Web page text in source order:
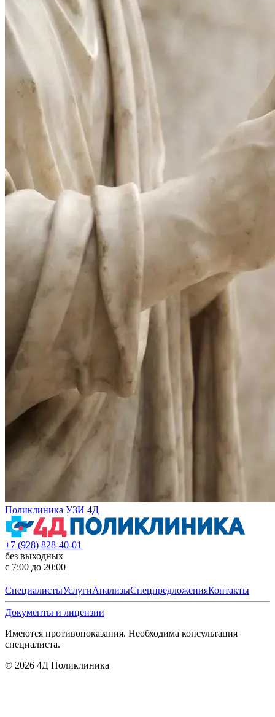
Поликлиника УЗИ 4Д
+7 (928) 828-40-01
без выходных
с 7:00 до 20:00
СпециалистыУслугиАнализыСпецпредложенияКонтакты
Документы и лицензии
Имеются противопоказания. Необходима консультация
специалиста.
© 2026 4Д Поликлиника